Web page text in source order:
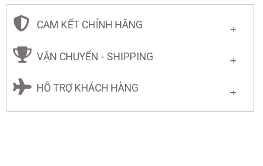
CAM KẾT CHÍNH HÃNG
VẬN CHUYỂN - SHIPPING
HỖ TRỢ KHÁCH HÀNG